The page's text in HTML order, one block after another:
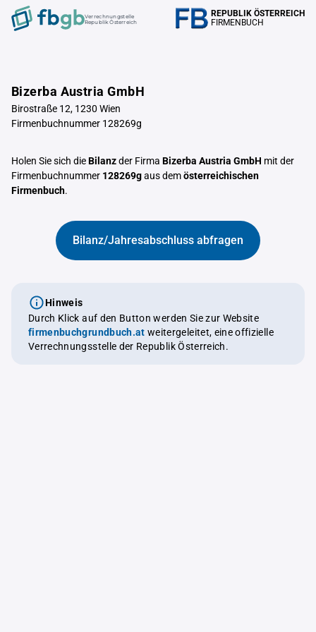
Verrechnungstelle
Republik Österreich
REPUBLIK ÖSTERREICH
FIRMENBUCH
Bizerba Austria GmbH
Birostraße 12, 1230 Wien
Firmenbuchnummer 128269g
Holen Sie sich dieBilanzder Firma Bizerba Austria GmbH mit der
Firmenbuchnummer 128269gaus demösterreichischen
Firmenbuch.
Bilanz/Jahresabschluss abfragen
Hinweis
Durch Klick auf den Button werden Sie zur Website
firmenbuchgrundbuch.at weitergeleitet, eine offizielle
Verrechnungsstelle der Republik Österreich.